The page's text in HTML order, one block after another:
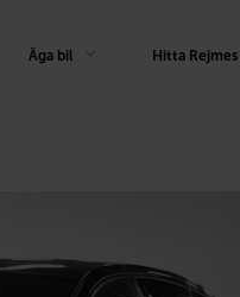
Äga bil Hitta Rejmes